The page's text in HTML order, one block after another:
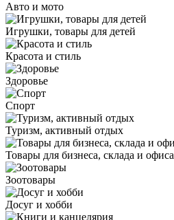
Авто и мото
Игрушки, товары для детей
Красота и стиль
Здоровье
Спорт
Туризм, активный отдых
Товары для бизнеса, склада и офиса
Зоотовары
Досуг и хобби